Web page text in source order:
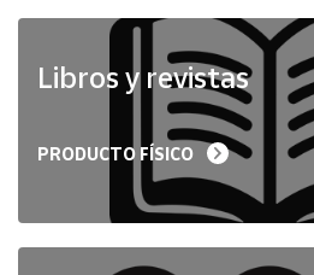
Melilla
Libros y revistas
PRODUCTO FÍSICO